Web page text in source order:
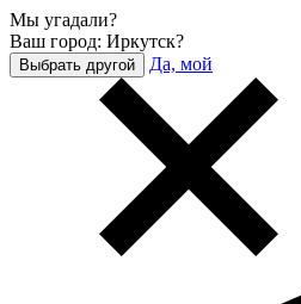
Мы угадали?
Ваш город: Иркутск?
Выбрать другой Да, мой